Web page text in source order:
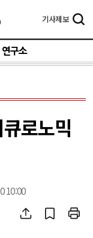
기사제보
연구소
로노믹
10:00